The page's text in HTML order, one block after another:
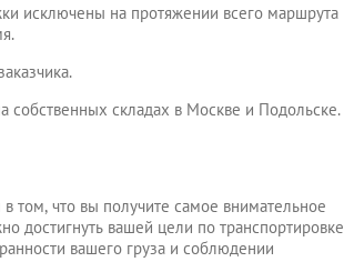
исключены на протяжении всего маршрута
собственных складах в Москве и Подольске.
том, что вы получите самое внимательное
достигнуть вашей цели по транспортировке
вашего груза и соблюдении